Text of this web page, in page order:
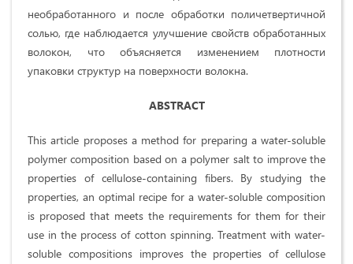
необработанного и после обработки поличетвертичной
солью, где наблюдается улучшение свойств обработанных
волокон, что объясняется изменением плотности
упаковки структур на поверхности волокна.
ABSTRACT
This article proposes a method for preparing a water-soluble
polymer composition based on a polymer salt to improve the
properties of cellulose-containing fibers. By studying the
properties, an optimal recipe for a water-soluble composition
is proposed that meets the requirements for them for their
use in the process of cotton spinning. Treatment with water-
soluble compositions improves the properties of cellulose